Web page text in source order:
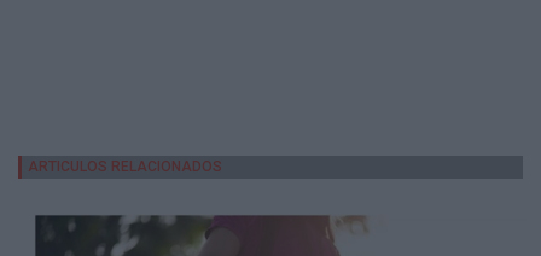
ARTICULOS RELACIONADOS